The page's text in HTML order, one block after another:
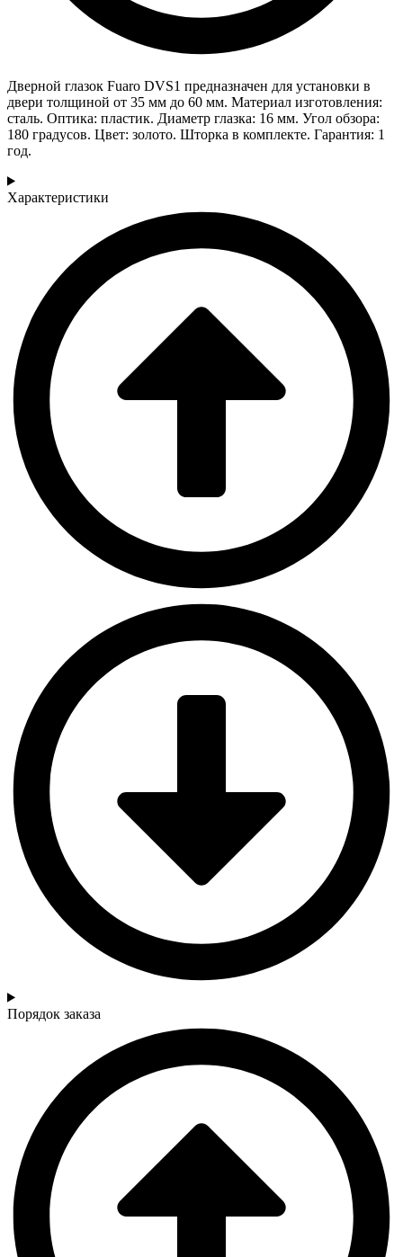
Дверной глазок Fuaro DVS1 предназначен для установки в
двери толщиной от 35 мм до 60 мм. Материал изготовления:
сталь. Оптика: пластик. Диаметр глазка: 16 мм. Угол обзора:
180 градусов. Цвет: золото. Шторка в комплекте. Гарантия: 1
год.
Характеристики
Порядок заказа